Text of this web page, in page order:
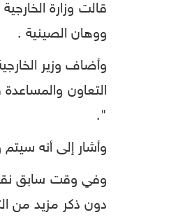
قالت وزارة
ووهان الصينية .
وأضاف وزير
التعاون
".
وأشار إلى أنه
وفي وقت سابق نقلت
دون ذكر مزيد من